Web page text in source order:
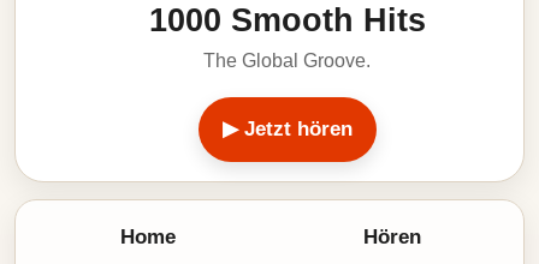
1000 Smooth Hits
The Global Groove.
▶ Jetzt hören
Home Hören